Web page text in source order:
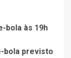
bola às 19h
bola previsto